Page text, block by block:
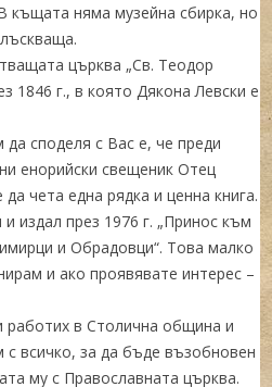
къщата няма музейна сбирка, но
църква „Св. Теодор
1846 г., в която Дякона Левски е
споделя с Вас е, че преди
енорийски свещеник Отец
чета една рядка и ценна книга.
издал през 1976 г. „Принос към
и Обрадовци“. Това малко
и ако проявявате интерес –
в Столична община и
всичко, за да бъде възобновен
му с Православната църква.